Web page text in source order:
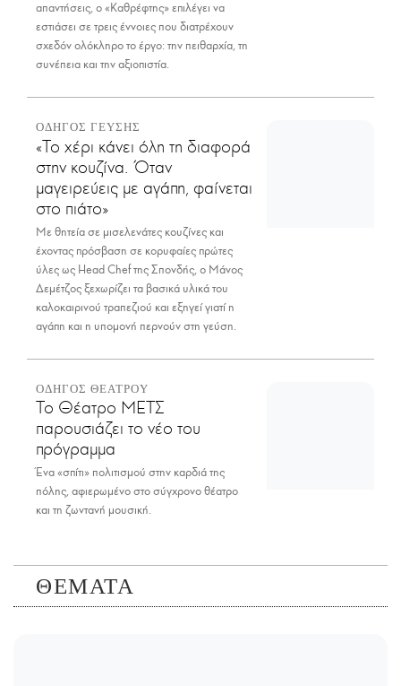
απαντήσεις, ο «Καθρέφτης» επιλέγει να
εστιάσει σε τρεις έννοιες που διατρέχουν
σχεδόν ολόκληρο το έργο: την πειθαρχία, τη
συνέπεια και την αξιοπιστία.
ΟΔΗΓΟΣ ΓΕΥΣΗΣ
«Το χέρι κάνει όλη τη διαφορά
στην κουζίνα. Όταν
μαγειρεύεις με αγάπη, φαίνεται
στο πιάτο»
Με θητεία σε μισελενάτες κουζίνες και
έχοντας πρόσβαση σε κορυφαίες πρώτες
ύλες ως Head Chef της Σπονδής, ο Μάνος
Δεμέτζος ξεχωρίζει τα βασικά υλικά του
καλοκαιρινού τραπεζιού και εξηγεί γιατί η
αγάπη και η υπομονή περνούν στη γεύση.
ΟΔΗΓΟΣ ΘΕΑΤΡΟΥ
Το Θέατρο ΜΕΤΣ
παρουσιάζει το νέο του
πρόγραμμα
Ένα «σπίτι» πολιτισμού στην καρδιά της
πόλης, αφιερωμένο στο σύγχρονο θέατρο
και τη ζωντανή μουσική.
ΘΕΜΑΤΑ